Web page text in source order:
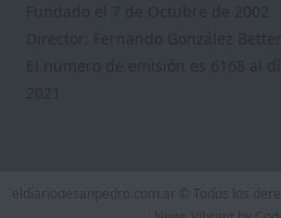
Fundado el 7 de Octubre de 2002
Director: Fernando González
El numero de emisión es 6168 al
2021
eldiariodesanpedro.com.ar © Todos los